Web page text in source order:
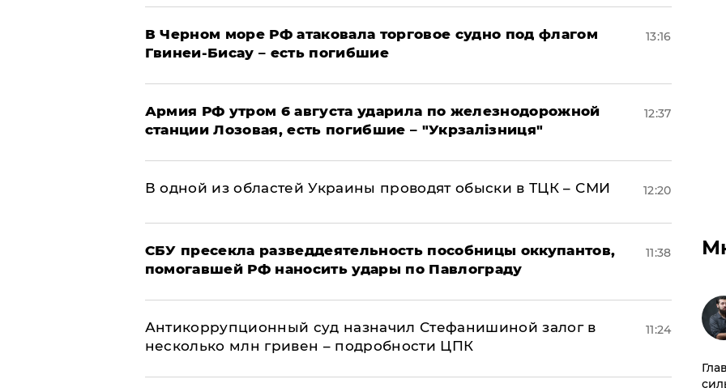
В Черном море РФ атаковала торговое судно под флагом
Гвинеи-Бисау – есть погибшие
13:16
Армия РФ утром 6 августа ударила по железнодорожной
станции Лозовая, есть погибшие – "Укрзалізниця"
12:37
В одной из областей Украины проводят обыски в ТЦК – СМИ 12:20
СБУ пресекла разведдеятельность пособницы оккупантов,
помогавшей РФ наносить удары по Павлограду
11:38
Антикоррупционный суд назначил Стефанишиной залог в
несколько млн гривен – подробности ЦПК
11:24